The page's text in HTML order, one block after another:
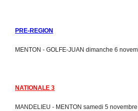
PRE-REGION
MENTON - GOLFE-JUAN dimanche 6
NATIONALE 3
MANDELIEU - MENTON samedi 5